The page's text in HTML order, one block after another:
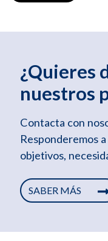
¿Quieres
nuestros
Contacta con
Responderemos
objetivos,
SABER MÁS